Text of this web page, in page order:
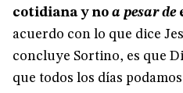
cotidiana y no a pesar de
acuerdo con lo que dice
concluye Sortino, es que
que todos los días